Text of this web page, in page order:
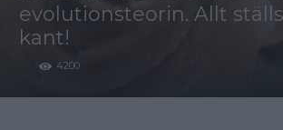
evolutionsteorin. Allt
kant!
4200